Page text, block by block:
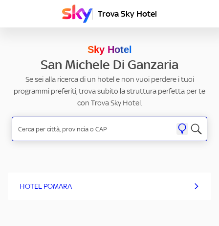
Trova Sky Hotel
Sky Hotel
San Michele Di Ganzaria
Se sei alla ricerca di un hotel e non vuoi perdere i tuoi
programmi preferiti, trova subito la struttura perfetta per te
con Trova Sky Hotel.
HOTEL POMARA